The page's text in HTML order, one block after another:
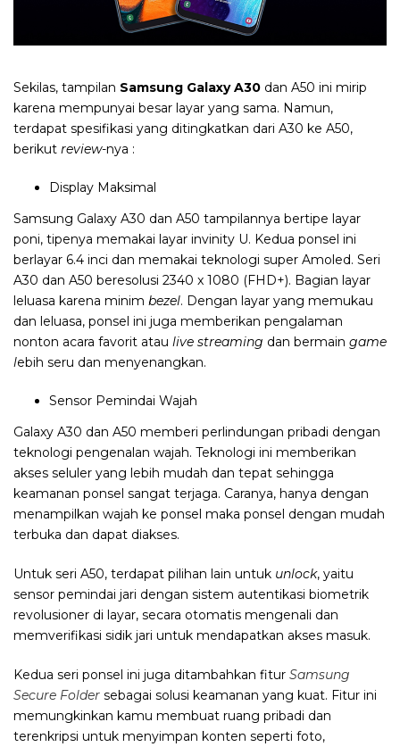
Sekilas, tampilan Samsung Galaxy A30 dan A50 ini mirip
karena mempunyai besar layar yang sama. Namun,
terdapat spesifikasi yang ditingkatkan dari A30 ke A50,
berikut review-nya :
Display Maksimal
Samsung Galaxy A30 dan A50 tampilannya bertipe layar
poni, tipenya memakai layar invinity U. Kedua ponsel ini
berlayar 6.4 inci dan memakai teknologi super Amoled. Seri
A30 dan A50 beresolusi 2340 x 1080 (FHD+). Bagian layar
leluasa karena minim bezel. Dengan layar yang memukau
dan leluasa, ponsel ini juga memberikan pengalaman
nonton acara favorit atau live streaming dan bermain game
lebih seru dan menyenangkan.
Sensor Pemindai Wajah
Galaxy A30 dan A50 memberi perlindungan pribadi dengan
teknologi pengenalan wajah. Teknologi ini memberikan
akses seluler yang lebih mudah dan tepat sehingga
keamanan ponsel sangat terjaga. Caranya, hanya dengan
menampilkan wajah ke ponsel maka ponsel dengan mudah
terbuka dan dapat diakses.
Untuk seri A50, terdapat pilihan lain untuk unlock, yaitu
sensor pemindai jari dengan sistem autentikasi biometrik
revolusioner di layar, secara otomatis mengenali dan
memverifikasi sidik jari untuk mendapatkan akses masuk.
Kedua seri ponsel ini juga ditambahkan fitur Samsung
Secure Folder sebagai solusi keamanan yang kuat. Fitur ini
memungkinkan kamu membuat ruang pribadi dan
terenkripsi untuk menyimpan konten seperti foto,